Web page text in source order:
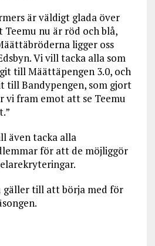
är väldigt glada över
nu är röd och blå,
ligger oss
Vi vill tacka alla som
till Määttäpengen 3.0, och
till Bandypengen, som gjort
vi fram emot att se Teemu
även tacka alla
för att de möjliggör
gäller till att börja med för